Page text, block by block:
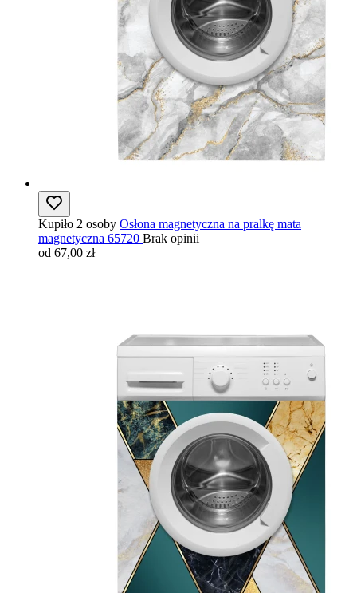
Kupiło 2 osoby Osłona magnetyczna na pralkę mata
magnetyczna 65720 Brak opinii
od 67,00 zł